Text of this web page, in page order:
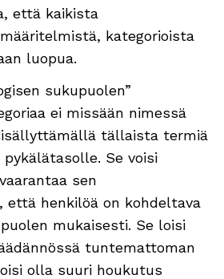
että kaikista
kategorioista
luopua.
sukupuolen”
ei missään nimessä
tällaista termiä
Se voisi
sen
että henkilöä on kohdeltava
mukaisesti. Se loisi
tuntemattoman
olla suuri houkutus